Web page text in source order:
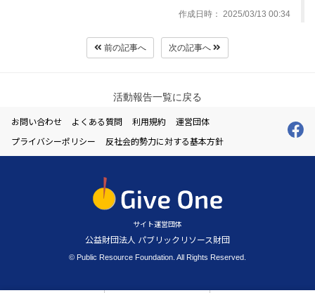
作成日時： 2025/03/13 00:34
前の記事へ 次の記事へ
活動報告一覧に戻る
お問い合わせ よくある質問 利用規約
運営団体
プライバシーポリシー
反社会的勢力に対する基本方針
サイト運営団体
公益財団法人 パブリックリソース財団
© Public Resource Foundation. All Rights Reserved.